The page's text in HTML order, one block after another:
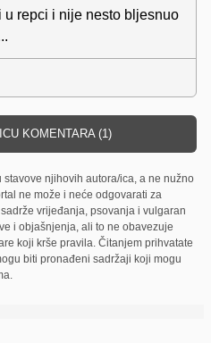
u repci i nije nesto bljesnuo
KOMENTARA (1)
stavove njihovih autora/ica, a ne nužno
ne može i neće odgovarati za
vrijeđanja, psovanja i vulgaran
i objašnjenja, ali to ne obavezuje
koji krše pravila. Čitanjem prihvatate
biti pronađeni sadržaji koji mogu